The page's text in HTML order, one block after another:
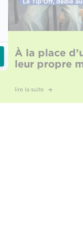
À la place
leur propre
lire la suite